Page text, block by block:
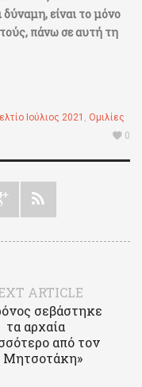
είναι το μόνο
πάνω σε αυτή τη
Ιούλιος 2021 , Ομιλίες
0
ARTICLE
σεβάστηκε
τα αρχαία
από τον
Μητσοτάκη»